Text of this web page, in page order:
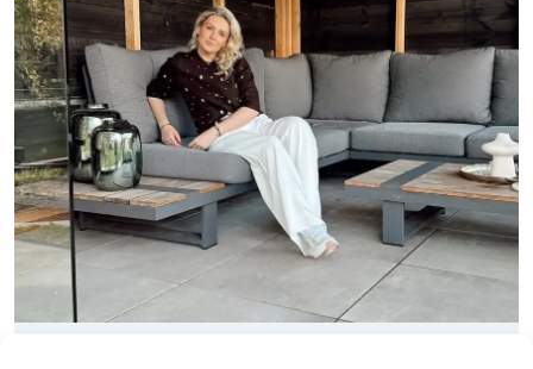
minder water en vuil op, wat resulteert in minder onderhoud.
Groene aanslag en vuil hechten minder snel aan het oppervlak en
kunnen eenvoudig verwijderd worden met water en een zachte
borstel.
Bestel Moodul afdeksteen 60x30x7,5cm
Black bij Bestratingsmarkt
Wil je eenvoudig strakke tuinwanden, zitbanken of borders
realiseren? Bestel de Moodul eenvoudig online bij
Bestratingsmarkt. Of kom ook langs in onze
showroom in
om deze bouwelementen in het echt te bekijken!